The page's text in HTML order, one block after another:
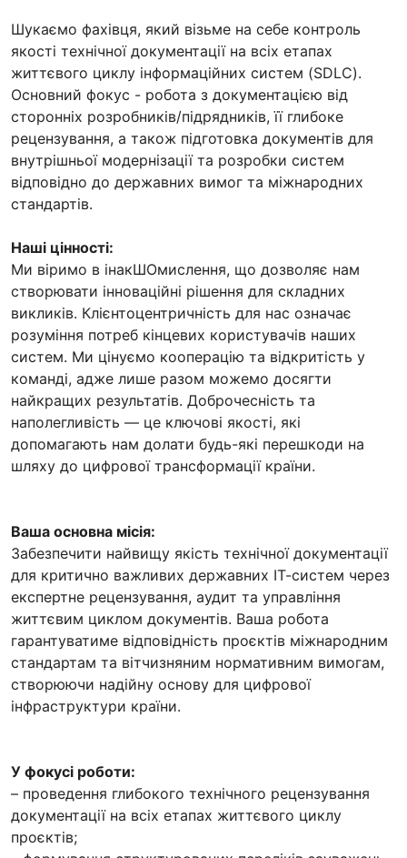
Шукаємо фахівця, який візьме на себе контроль
якості технічної документації на всіх етапах
життєвого циклу інформаційних систем (SDLC).
Основний фокус - робота з документацією від
сторонніх розробників/підрядників, її глибоке
рецензування, а також підготовка документів для
внутрішньої модернізації та розробки систем
відповідно до державних вимог та міжнародних
стандартів.
Наші цінності:
Ми віримо в інакШОмислення, що дозволяє нам
створювати інноваційні рішення для складних
викликів. Клієнтоцентричність для нас означає
розуміння потреб кінцевих користувачів наших
систем. Ми цінуємо кооперацію та відкритість у
команді, адже лише разом можемо досягти
найкращих результатів. Доброчесність та
наполегливість — це ключові якості, які
допомагають нам долати будь-які перешкоди на
шляху до цифрової трансформації країни.
Ваша основна місія:
Забезпечити найвищу якість технічної документації
для критично важливих державних ІТ-систем через
експертне рецензування, аудит та управління
життєвим циклом документів. Ваша робота
гарантуватиме відповідність проєктів міжнародним
стандартам та вітчизняним нормативним вимогам,
створюючи надійну основу для цифрової
інфраструктури країни.
У фокусі роботи:
– проведення глибокого технічного рецензування
документації на всіх етапах життєвого циклу
проєктів;